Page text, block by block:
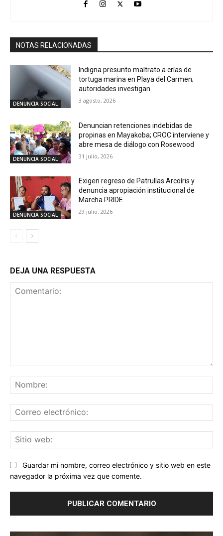
NOTAS RELACIONADAS
DENUNCIA SOCIAL
Indigna presunto maltrato a crías de
tortuga marina en Playa del Carmen;
autoridades investigan
3 agosto, 2026
DENUNCIA SOCIAL
Denuncian retenciones indebidas de
propinas en Mayakoba; CROC interviene y
abre mesa de diálogo con Rosewood
31 julio, 2026
DENUNCIA SOCIAL
Exigen regreso de Patrullas Arcoíris y
denuncia apropiación institucional de
Marcha PRIDE
29 julio, 2026
DEJA UNA RESPUESTA
Guardar mi nombre, correo electrónico y sitio web en este
navegador la próxima vez que comente.